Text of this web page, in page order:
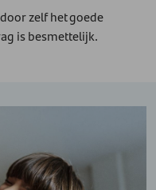
zelf het goede
is besmettelijk.